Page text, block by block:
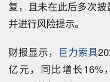
复，且未在此后多次
并进行风险提示。
财报显示， 巨力索具
亿元，同比增长16%，